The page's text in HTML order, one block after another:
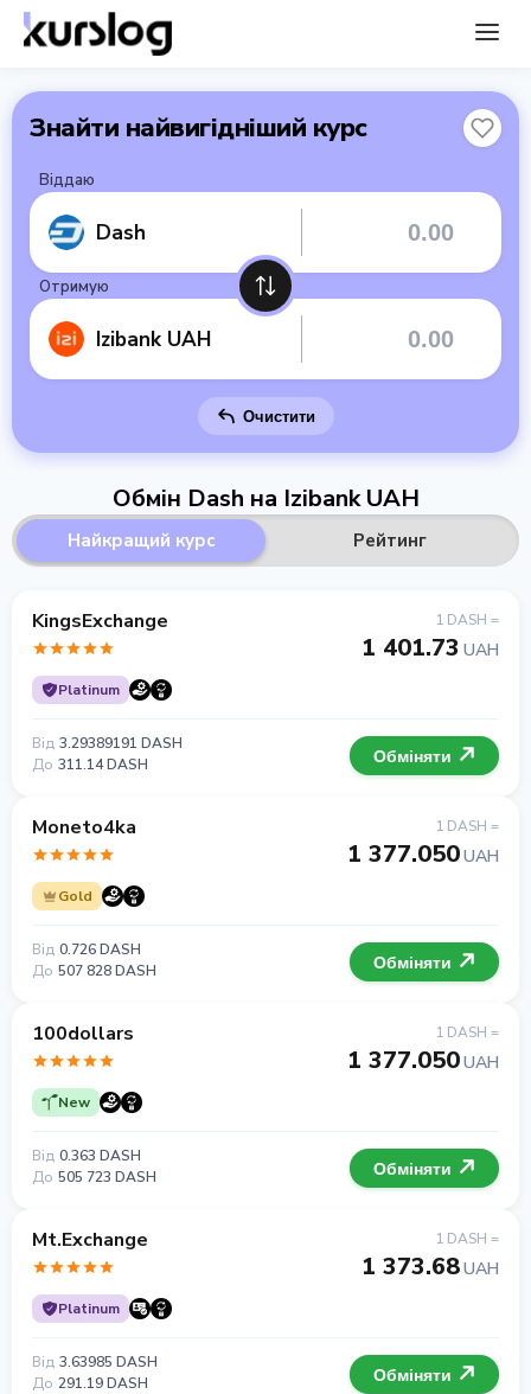
Знайти найвигідніший курс
Віддаю
Dash
Отримую
Izibank UAH
Очистити
Обмін Dash на Izibank UAH
Найкращий курс Рейтинг
KingsExchange
Platinum
1 DASH =
1 401.73 UAH
Від 3.29389191 DASH
До 311.14 DASH Обміняти
Moneto4ka
Gold
1 DASH =
1 377.050UAH
Від 0.726 DASH
До 507 828 DASH Обміняти
100dollars
New
1 DASH =
1 377.050UAH
Від 0.363 DASH
До 505 723 DASH Обміняти
Mt.Exchange
Platinum
1 DASH =
1 373.68UAH
Від 3.63985 DASH
До 291.19 DASH Обміняти